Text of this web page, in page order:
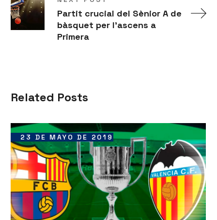
Partit crucial del Sènior A de
bàsquet per l'ascens a
Primera
Related Posts
23 DE MAYO DE 2019